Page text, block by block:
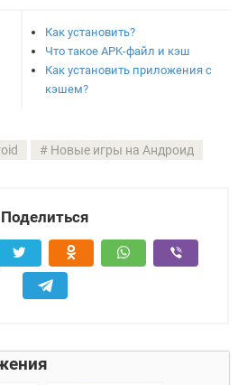
Как установить?
Что такое APK-файл и кэш
Как установить приложения с
кэшем?
Новые игры на Андроид
Поделиться